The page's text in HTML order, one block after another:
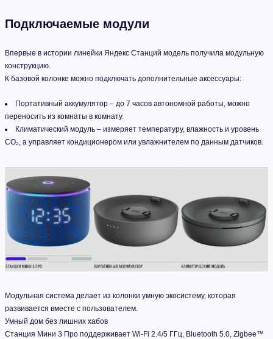
Подключаемые модули
Впервые в истории линейки Яндекс Станций модель получила модульную
конструкцию.
К базовой колонке можно подключать дополнительные аксессуары:
Портативный аккумулятор – до 7 часов автономной работы, можно
переносить из комнаты в комнату.
Климатический модуль – измеряет температуру, влажность и уровень
CO₂, а управляет кондиционером или увлажнителем по данным датчиков.
Модульная система делает из колонки умную экосистему, которая
развивается вместе с пользователем.
Умный дом без лишних хабов
Станция Мини 3 Про поддерживает Wi-Fi 2.4/5 ГГц, Bluetooth 5.0, Zigbee™